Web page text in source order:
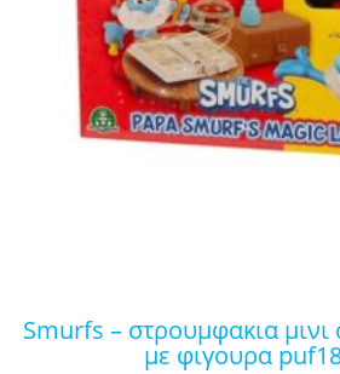
smurfs – στρουμφακια μινι σετ παιχνιδιου
με φιγουρα